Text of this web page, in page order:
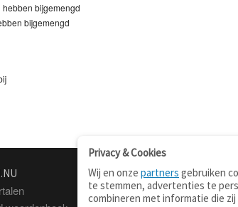
hebben bijgemengd
bijgemengd
OVER
Over deze site
Privacy & Cookies
Wij en onze partners gebruiken
te stemmen, advertenties te
combineren met informatie die